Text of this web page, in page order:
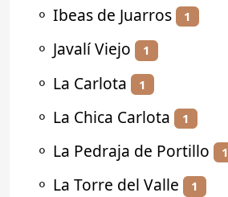
⚬ Ibeas de Juarros 1
⚬ Javalí Viejo 1
⚬ La Carlota 1
⚬ La Chica Carlota 1
⚬ La Pedraja de Portillo 1
⚬ La Torre del Valle 1